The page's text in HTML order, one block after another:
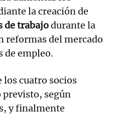
la creación de
de trabajodurante la
reformas del mercado
de empleo.
los cuatro socios
previsto, según
y finalmente